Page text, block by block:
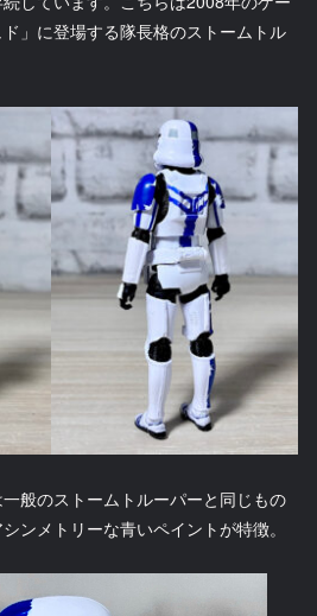
」に登場する隊長格のストームトル
一般のストームトルーパーと同じもの
ンメトリーな青いペイントが特徴。